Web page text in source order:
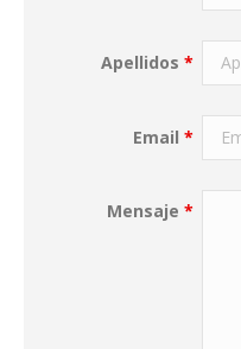
Apellidos*
Email*
Mensaje*